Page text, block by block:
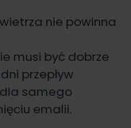
nie powinna
musi być dobrze
przepływ
samego
emalii.